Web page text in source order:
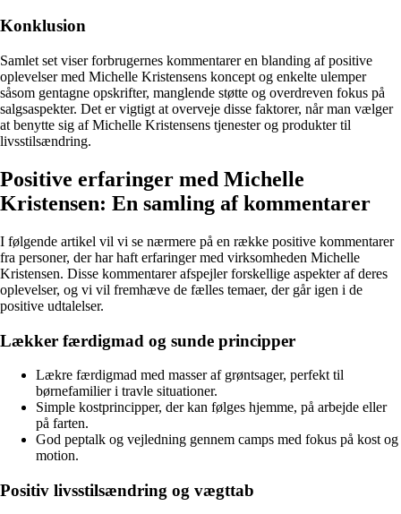
Konklusion
Samlet set viser forbrugernes kommentarer en blanding af positive
oplevelser med Michelle Kristensens koncept og enkelte ulemper
såsom gentagne opskrifter, manglende støtte og overdreven fokus på
salgsaspekter. Det er vigtigt at overveje disse faktorer, når man vælger
at benytte sig af Michelle Kristensens tjenester og produkter til
livsstilsændring.
Positive erfaringer med Michelle
Kristensen: En samling af kommentarer
I følgende artikel vil vi se nærmere på en række positive kommentarer
fra personer, der har haft erfaringer med virksomheden Michelle
Kristensen. Disse kommentarer afspejler forskellige aspekter af deres
oplevelser, og vi vil fremhæve de fælles temaer, der går igen i de
positive udtalelser.
Lækker færdigmad og sunde principper
Lækre færdigmad med masser af grøntsager, perfekt til
børnefamilier i travle situationer.
Simple kostprincipper, der kan følges hjemme, på arbejde eller
på farten.
God peptalk og vejledning gennem camps med fokus på kost og
motion.
Positiv livsstilsændring og vægttab